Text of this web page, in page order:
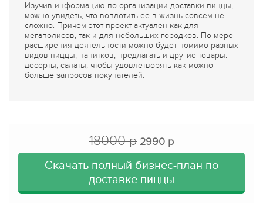
Изучив информацию по организации доставки пиццы,
можно увидеть, что воплотить ее в жизнь совсем не
сложно. Причем этот проект актуален как для
мегаполисов, так и для небольших городков. По мере
расширения деятельности можно будет помимо разных
видов пиццы, напитков, предлагать и другие товары:
десерты, салаты, чтобы удовлетворять как можно
больше запросов покупателей.
18000 р 2990 р
Скачать полный бизнес-план по
доставке пиццы